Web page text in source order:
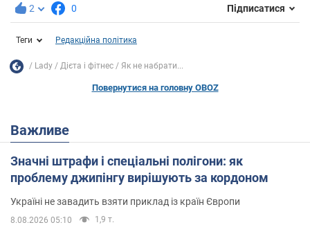
2 0 Підписатися
Теги Редакційна політика
Lady Дієта і фітнес Як не набрати...
Повернутися на головну OBOZ
Важливе
Значні штрафи і спеціальні полігони: як
проблему джипінгу вирішують за кордоном
Україні не завадить взяти приклад із країн Європи
8.08.2026 05:10 1,9 т.